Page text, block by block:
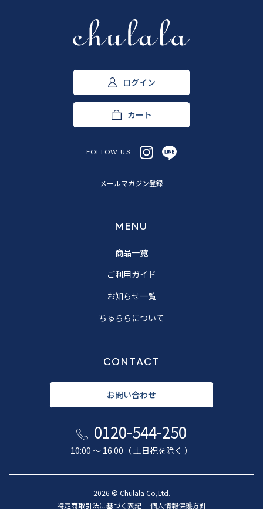
ログイン
カート
FOLLOW US
メールマガジン登録
MENU
商品一覧
ご利用ガイド
お知らせ一覧
ちゅららについて
CONTACT
お問い合わせ
0120-544-250
10:00 〜 16:00（ 土日祝を除く ）
2026 © Chulala Co,Ltd.
特定商取引法に基づく表記
個人情報保護方針